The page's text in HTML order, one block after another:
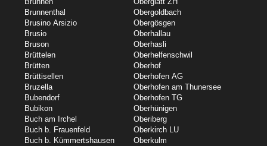
Brunnenthal
Brusino Arsizio
Brusio
Bruson
Brüttelen
Brütten
Brüttisellen
Bruzella
Bubendorf
Bubikon
Buch am Irchel
Buch b. Frauenfeld
Buch b. Kümmertshausen
Obergoldbach
Obergösgen
Oberhallau
Oberhasli
Oberhelfenschwil
Oberhof
Oberhofen AG
Oberhofen am Thunersee
Oberhofen TG
Oberhünigen
Oberiberg
Oberkirch LU
Oberkulm